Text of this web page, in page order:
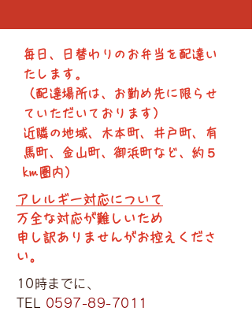
毎日、日替わりのお弁当を配達い
たします。
（配達場所は、お勤め先に限らせ
ていただいております）
近隣の地域、木本町​、井戸町、有
馬町、金山町、御浜町など、約５
km圏内）
アレルギー対応について
万全な対応が難しいため
申し訳ありませんがお控えくださ
い。
10時までに、
TEL 0597-89-7011